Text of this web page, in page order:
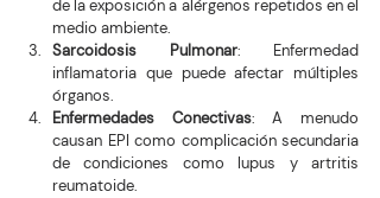
de la exposición a alérgenos repetidos en el
medio ambiente.
Sarcoidosis Pulmonar: Enfermedad
inflamatoria que puede afectar múltiples
órganos.
Enfermedades Conectivas: A menudo
causan EPI como complicación secundaria
de condiciones como lupus y artritis
reumatoide.